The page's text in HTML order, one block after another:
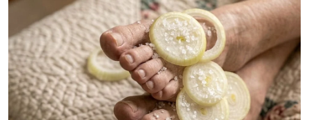
Tidak Lagi Sesuai
Beropersi Di Kuala Lumpur